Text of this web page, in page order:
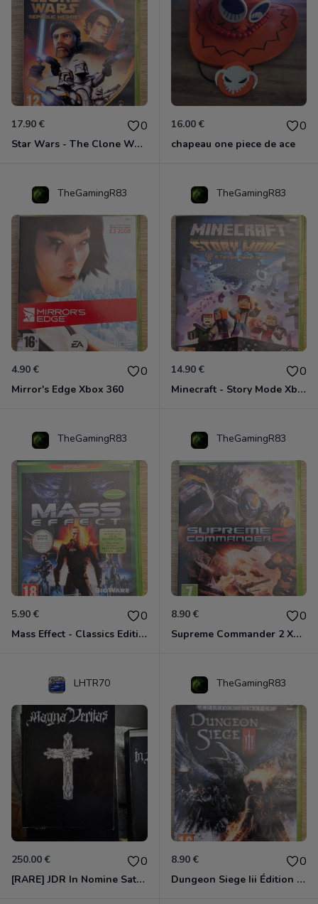
17.90 € 0
Star Wars - The Clone Wars - Les Héros De La République Xbox 360
16.00 € 0
chapeau one piece de ace
TheGamingR83
4.90 € 0
Mirror's Edge Xbox 360
TheGamingR83
14.90 € 0
Minecraft - Story Mode Xbox 360
TheGamingR83
5.90 € 0
Mass Effect - Classics Edition Xbox 360
TheGamingR83
8.90 € 0
Supreme Commander 2 Xbox 360
LHTR70
250.00 € 0
[RARE] JDR In Nomine Satanis / Magna Veritas – 1ère Édition BOÎTE (DOS BLANC, 1989) - CROC / Siroz
TheGamingR83
8.90 € 0
Dungeon Siege Iii Édition Limitée - Vf Intégrale Xbox 360